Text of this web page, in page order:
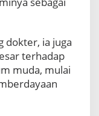
M
dokter, ia juga
terhadap
muda, mulai